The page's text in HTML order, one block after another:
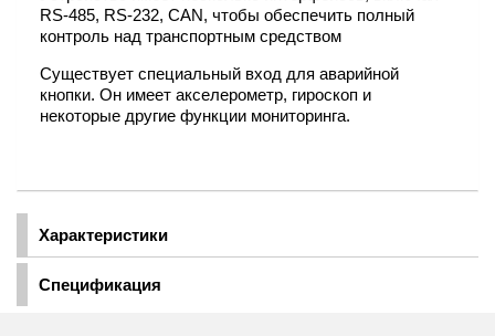
Характеристики
Спецификация
RS-485, RS-232, CAN, чтобы обеспечить полный
контроль над транспортным средством
Существует специальный вход для аварийной
кнопки. Он имеет акселерометр, гироскоп и
некоторые другие функции мониторинга.